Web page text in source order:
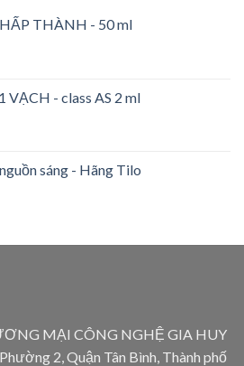
THÀNH - 50 ml
VẠCH - class AS 2 ml
sáng - Hãng Tilo
MẠI CÔNG NGHỆ GIA HUY
2, Quận Tân Bình, Thành phố